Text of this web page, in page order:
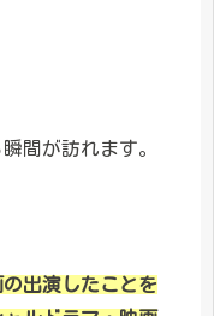
間が訪れます。
出演したことを